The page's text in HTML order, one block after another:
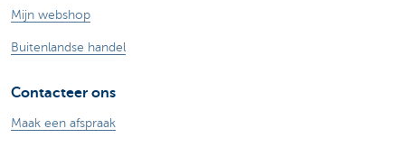
Mijn webshop
Buitenlandse handel
Contacteer ons
Maak een afspraak